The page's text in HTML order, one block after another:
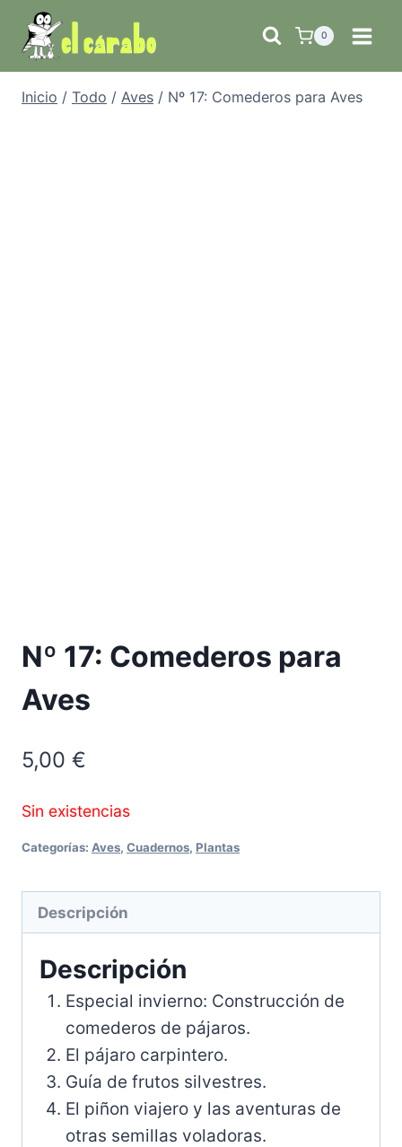
Saltar
contenido
0
Inicio / Todo / Aves / Nº 17: Comederos para Aves
Nº 17: Comederos para
Aves
5,00 €
Sin existencias
Categorías: Aves, Cuadernos, Plantas
Descripción
Descripción
Especial invierno: Construcción de
comederos de pájaros.
El pájaro carpintero.
Guía de frutos silvestres.
El piñon viajero y las aventuras de
otras semillas voladoras.